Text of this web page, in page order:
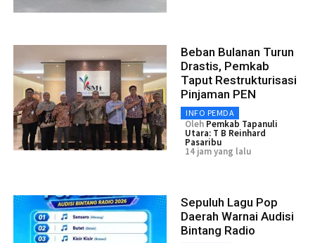
Beban Bulanan Turun
Drastis, Pemkab
Taput Restrukturisasi
Pinjaman PEN
INFO PEMDA
Oleh Pemkab Tapanuli
Utara: T B Reinhard
Pasaribu
14 jam yang lalu
Sepuluh Lagu Pop
Daerah Warnai Audisi
Bintang Radio